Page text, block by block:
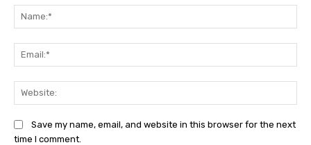
Save my name, email, and website in this browser for the next
time I comment.